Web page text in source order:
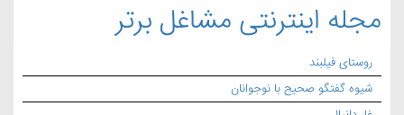
مجله اینترنتی مشاغل برتر
روستای فیلبند
شیوه گفتگو صحیح با نوجوانان